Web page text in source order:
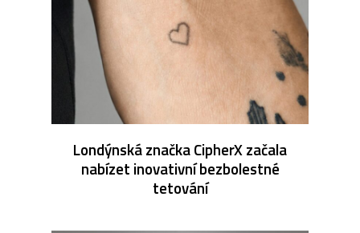
Londýnská značka CipherX začala
nabízet inovativní bezbolestné
tetování